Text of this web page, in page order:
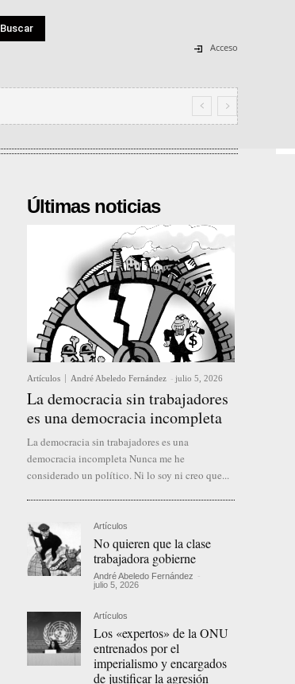
Buscar
Acceso
Últimas noticias
Artículos André Abeledo Fernández - julio 5, 2026
La democracia sin trabajadores
es una democracia incompleta
La democracia sin trabajadores es una
democracia incompleta Nunca me he
considerado un político. Ni lo soy ni creo que...
Artículos
No quieren que la clase
trabajadora gobierne
André Abeledo Fernández -
julio 5, 2026
Artículos
Los «expertos» de la ONU
entrenados por el
imperialismo y encargados
de justificar la agresión